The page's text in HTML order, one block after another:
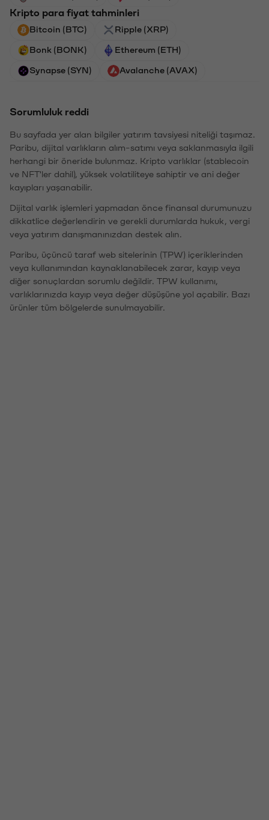
Kripto para fiyat tahminleri
Bitcoin (BTC) Ripple (XRP)
Bonk (BONK) Ethereum (ETH)
Synapse (SYN) Avalanche (AVAX)
Sorumluluk reddi
Bu sayfada yer alan bilgiler yatırım tavsiyesi niteliği taşımaz.
Paribu, dijital varlıkların alım-satımı veya saklanmasıyla ilgili
herhangi bir öneride bulunmaz. Kripto varlıklar (stablecoin
ve NFT'ler dahil), yüksek volatiliteye sahiptir ve ani değer
kayıpları yaşanabilir.
Dijital varlık işlemleri yapmadan önce finansal durumunuzu
dikkatlice değerlendirin ve gerekli durumlarda hukuk, vergi
veya yatırım danışmanınızdan destek alın.
Paribu, üçüncü taraf web sitelerinin (TPW) içeriklerinden
veya kullanımından kaynaklanabilecek zarar, kayıp veya
diğer sonuçlardan sorumlu değildir. TPW kullanımı,
varlıklarınızda kayıp veya değer düşüşüne yol açabilir. Bazı
ürünler tüm bölgelerde sunulmayabilir.